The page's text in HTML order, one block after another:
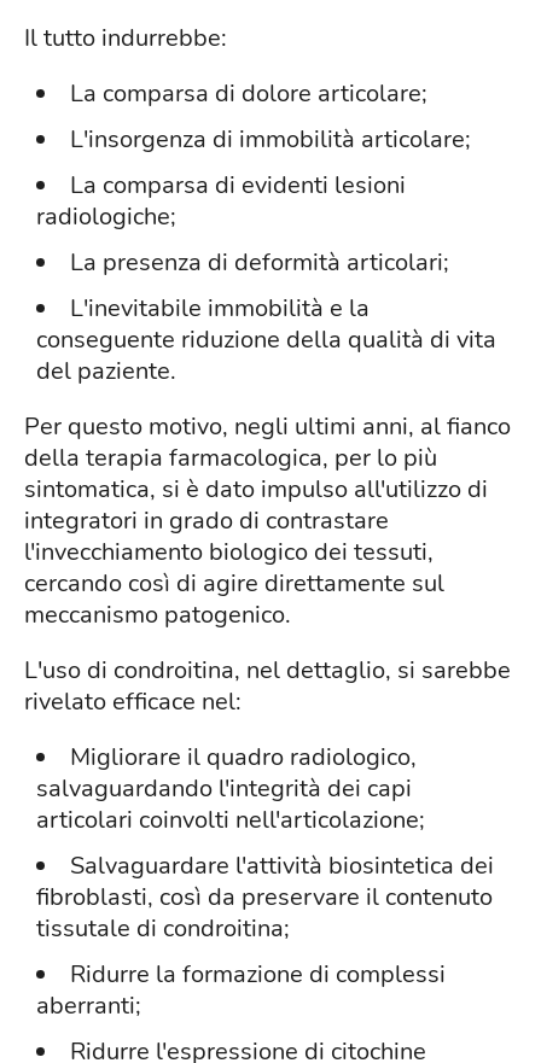
Il tutto indurrebbe:
La comparsa di dolore articolare;
L'insorgenza di immobilità articolare;
La comparsa di evidenti lesioni
radiologiche;
La presenza di deformità articolari;
L'inevitabile immobilità e la
conseguente riduzione della qualità di vita
del paziente.
Per questo motivo, negli ultimi anni, al fianco
della terapia farmacologica, per lo più
sintomatica, si è dato impulso all'utilizzo di
integratori in grado di contrastare
l'invecchiamento biologico dei tessuti,
cercando così di agire direttamente sul
meccanismo patogenico.
L'uso di condroitina, nel dettaglio, si sarebbe
rivelato efficace nel:
Migliorare il quadro radiologico,
salvaguardando l'integrità dei capi
articolari coinvolti nell'articolazione;
Salvaguardare l'attività biosintetica dei
fibroblasti, così da preservare il contenuto
tissutale di condroitina;
Ridurre la formazione di complessi
aberranti;
Ridurre l'espressione di citochine